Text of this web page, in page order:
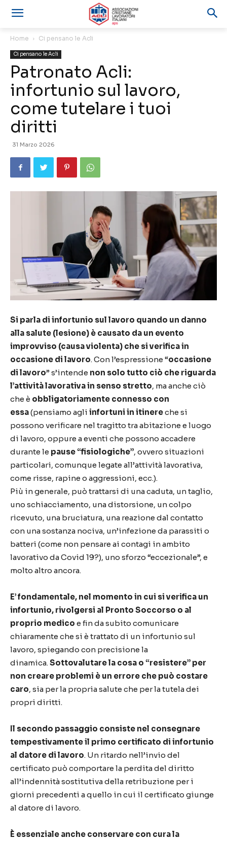
Home Ci pensano le Acli
Ci pensano le Acli
Patronato Acli:
infortunio sul lavoro,
come tutelare i tuoi
diritti
31 Marzo 2026
Si parla di infortunio sul lavoro quando un danno
alla salute (lesione) è causato da un evento
improvviso (causa violenta) che si verifica in
occasione di lavoro. Con l’espressione “occasione
di lavoro” s’intende non solo tutto ciò che riguarda
l’attività lavorativa in senso stretto, ma anche ciò
che è obbligatoriamente connesso con
essa(pensiamo agli infortuni in itinereche si
possono verificare nel tragitto tra abitazione e luogo
di lavoro, oppure a eventi che possono accadere
durante le pause “fisiologiche”, ovvero situazioni
particolari, comunque legate all’attività lavorativa,
come risse, rapine o aggressioni, ecc.).
Più in generale, può trattarsi di una caduta, un taglio,
uno schiacciamento, una distorsione, un colpo
ricevuto, una bruciatura, una reazione dal contatto
con una sostanza nociva, un’infezione da parassiti o
batteri (come non pensare ai contagi in ambito
lavorativo da Covid 19?), uno sforzo “eccezionale”, e
molto altro ancora.
E’ fondamentale, nel momento in cui si verifica un
infortunio, rivolgersi al Pronto Soccorso o al
proprio medico e fin da subito comunicare
chiaramente che si è trattato di un infortunio sul
lavoro, spiegando con precisione la
dinamica.Sottovalutare la cosa o “resistere” per
non creare problemi è un errore che può costare
caro, sia per la propria salute che per la tutela dei
propri diritti.
Il secondo passaggio consiste nel consegnare
tempestivamente il primo certificato di infortunio
al datore di lavoro. Un ritardo nell’invio del
certificato può comportare la perdita del diritto
all’indennità sostitutiva della retribuzione per i
giorni precedenti a quello in cui il certificato giunge
al datore di lavoro.
È essenziale anche conservare con cura la